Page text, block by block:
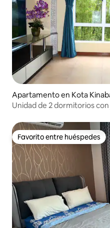
Apartamento en Kota
Unidad de 2 dormitorios
Favorito entre huéspedes
Favorito entre huéspedes